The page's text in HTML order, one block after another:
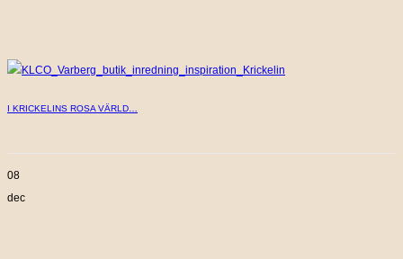
I KRICKELINS ROSA VÄRLD…
08
dec